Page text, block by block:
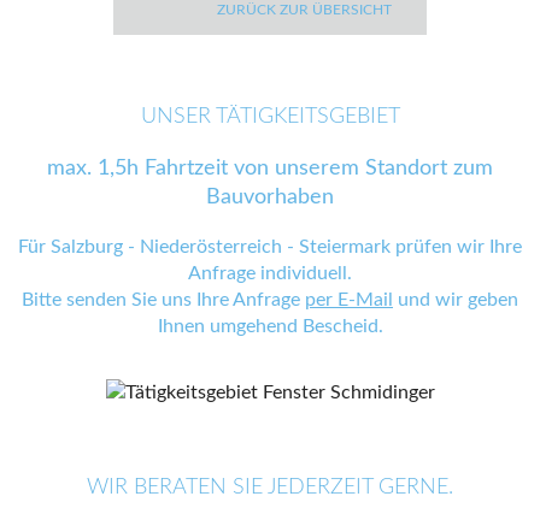
ZURÜCK ZUR ÜBERSICHT
UNSER TÄTIGKEITSGEBIET
max. 1,5h Fahrtzeit von unserem Standort zum
Bauvorhaben
Für Salzburg - Niederösterreich - Steiermark prüfen wir Ihre
Anfrage individuell.
Bitte senden Sie uns Ihre Anfrage per E-Mail
und wir geben
Ihnen umgehend Bescheid.
WIR BERATEN SIE JEDERZEIT GERNE.